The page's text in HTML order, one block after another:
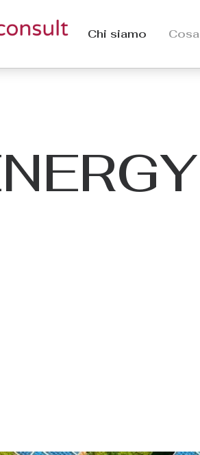
Chi siamo